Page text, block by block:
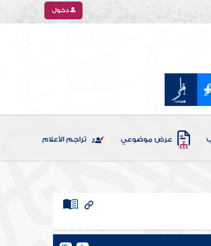
دخول
عرض موضوعي تراجم الأعلام